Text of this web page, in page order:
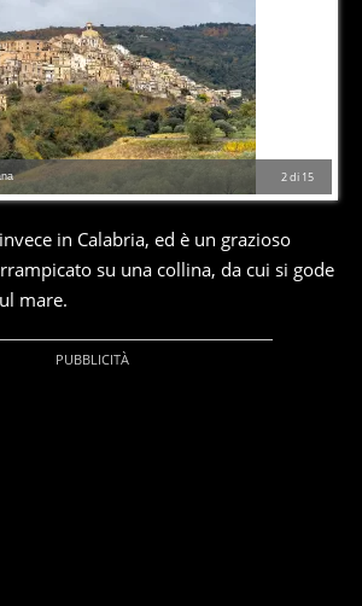
2di 15
in Calabria, ed è un grazioso
su una collina, da cui si gode
mare.